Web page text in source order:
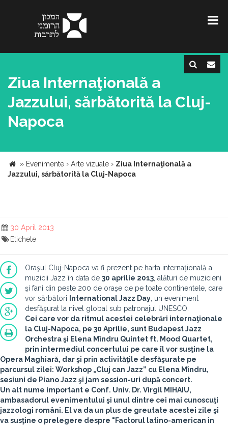
Ziua Internaţională a
Jazzului, sărbătorită la Cluj-
Napoca
» Evenimente › Arte vizuale › Ziua Internaţională a
Jazzului, sărbătorită la Cluj-Napoca
30 April 2013
Etichete
Oraşul Cluj-Napoca va fi prezent pe harta internaţională a
muzicii Jazz în data de 30 aprilie 2013 , alături de muzicieni
şi fani din peste 200 de oraşe de pe toate continentele, care
vor sărbători
International Jazz Day , un eveniment
desfăşurat la nivel global sub patronajul UNESCO.
Cei care vor da ritmul acestei celebrări internaţionale
la Cluj-Napoca, pe 30 Aprilie, sunt Budapest Jazz
Orchestraşi Elena Mîndru Quintet ft. Mood Quartet,
prin intermediul concertului pe care îl vor susţine la
Opera Maghiară, dar şi prin activităţile desfăşurate pe
parcursul zilei: Workshop „Cluj can Jazz” cu Elena Mîndru,
sesiuni de Piano Jazz şi jam session-uri după concert.
Un alt nume important e Conf. Univ. Dr. Virgil MIHAIU,
ambasadorul evenimentului şi unul dintre cei mai cunoscuţi
jazzologi români. El va da un plus de greutate acestei zile şi
va susţine o prelegere despre "Factorul latino-american in